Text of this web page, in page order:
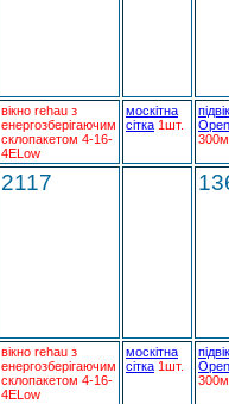
вікно rehau з
енергозберігаючим
склопакетом 4-16-
4ELow
москітна
сітка 1шт.
2117
вікно rehau з
енергозберігаючим
склопакетом 4-16-
4ELow
москітна
сітка 1шт.